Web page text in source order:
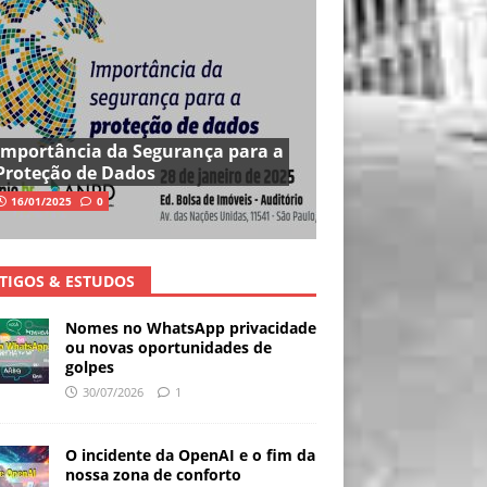
da Segurança para a
de Dados
16/01/2025 0
& ESTUDOS
Nomes no WhatsApp privacidade
ou novas oportunidades de
golpes
30/07/2026 1
O incidente da OpenAI e o fim da
nossa zona de conforto